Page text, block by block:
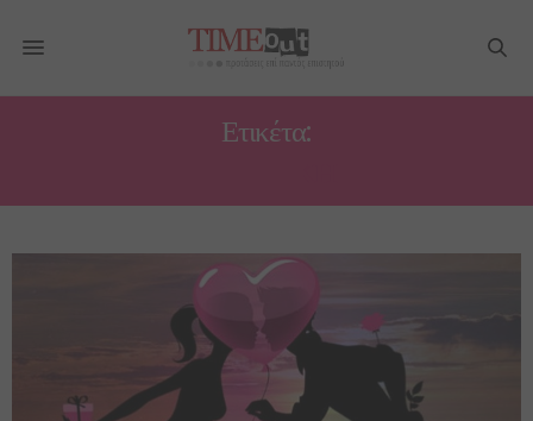
Ετικέτα: